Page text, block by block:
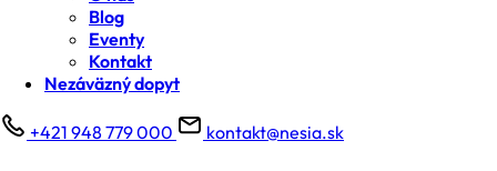
Blog
Eventy
Kontakt
Nezáväzný dopyt
+421 948 779 000 kontakt@nesia.sk